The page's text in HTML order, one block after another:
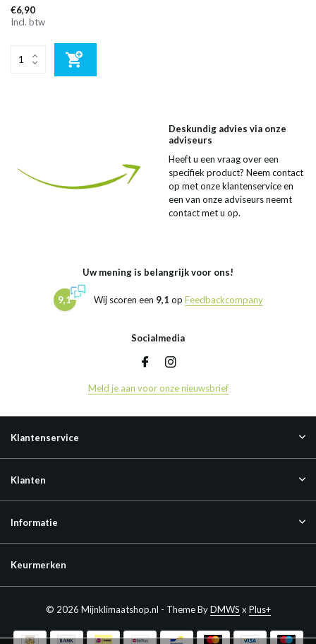
€6,90
Incl. btw
Deskundig advies via onze
adviseurs
Heeft u een vraag over een
specifiek product? Neem contact
op met onze klantenservice en
een van onze adviseurs neemt
contact met u op.
Uw mening is belangrijk voor ons!
9,1 Wij scoren een 9,1 op Feedbackcompany
Socialmedia
Meld je aan voor onze nieuwsbrief
Klantenservice
Klanten
Informatie
Keurmerken
© 2026 Mijnklimaatshop.nl - Theme ByDMWS x Plus+